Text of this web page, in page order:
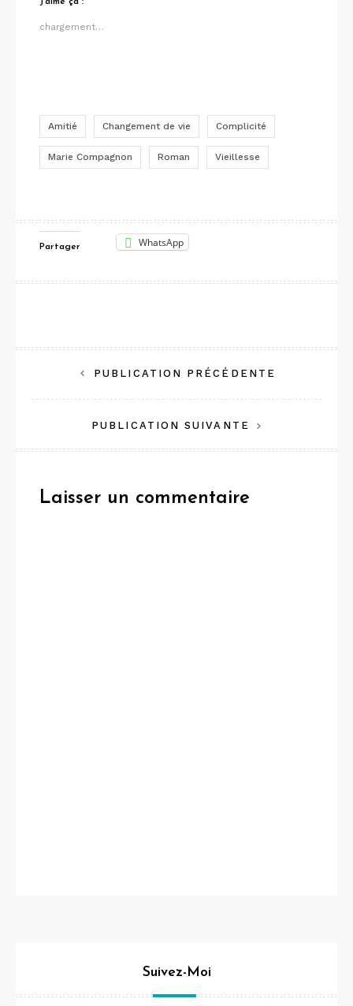
chargement…
Amitié Changement de vie Complicité
Marie Compagnon Roman Vieillesse
Partager WhatsApp
Navigation
de
l’article
PUBLICATION PRÉCÉDENTE
PUBLICATION SUIVANTE
Laisser un commentaire
Suivez-Moi